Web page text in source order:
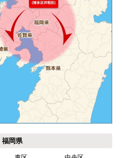
福岡県